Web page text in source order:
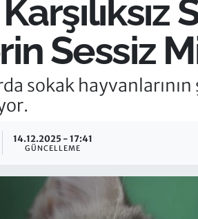
Sessiz
sokak
14.12.2025 - 17:41
GÜNCELLEME